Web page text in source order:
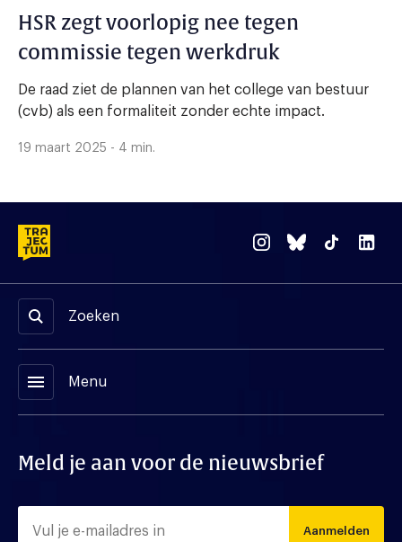
HSR zegt voorlopig nee tegen
commissie tegen werkdruk
De raad ziet de plannen van het college van bestuur
(cvb) als een formaliteit zonder echte impact.
19 maart 2025 - 4 min.
Zoeken
menu Menu
Meld je aan voor de nieuwsbrief
Aanmelden